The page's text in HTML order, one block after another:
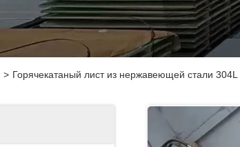
> Горячекатаный лист из нержавеющей стали